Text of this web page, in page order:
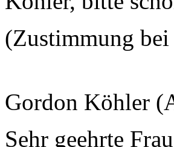
(Zustimmung
Gordon Köhler
Sehr geehrte